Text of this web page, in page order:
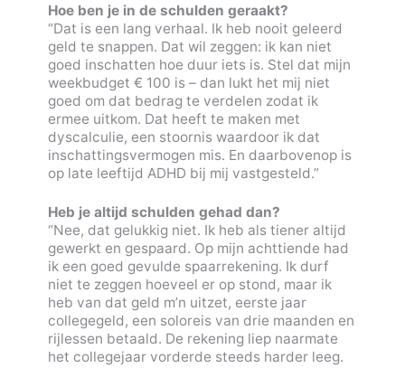
Hoe ben je in de schulden geraakt?
“Dat is een lang verhaal. Ik heb nooit geleerd
geld te snappen. Dat wil zeggen: ik kan niet
goed inschatten hoe duur iets is. Stel dat mijn
weekbudget € 100 is – dan lukt het mij niet
goed om dat bedrag te verdelen zodat ik
ermee uitkom. Dat heeft te maken met
dyscalculie, een stoornis waardoor ik dat
inschattingsvermogen mis. En daarbovenop is
op late leeftijd ADHD bij mij vastgesteld.”
Heb je altijd schulden gehad dan?
“Nee, dat gelukkig niet. Ik heb als tiener altijd
gewerkt en gespaard. Op mijn achttiende had
ik een goed gevulde spaarrekening. Ik durf
niet te zeggen hoeveel er op stond, maar ik
heb van dat geld m’n uitzet, eerste jaar
collegegeld, een soloreis van drie maanden en
rijlessen betaald. De rekening liep naarmate
het collegejaar vorderde steeds harder leeg.